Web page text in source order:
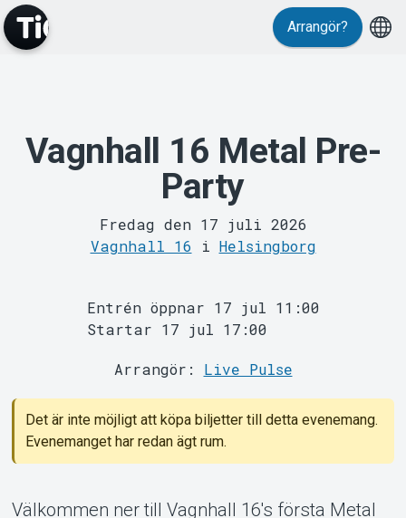
MyTickster
Support
Arrangör?
Vagnhall 16 Metal Pre-
Party
Fredag den 17 juli 2026
Vagnhall 16 i Helsingborg
Entrén öppnar 17 jul 11:00
Startar 17 jul 17:00
Arrangör: Live Pulse
Det är inte möjligt att köpa biljetter till detta evenemang.
Evenemanget har redan ägt rum.
Välkommen ner till Vagnhall 16's första Metal